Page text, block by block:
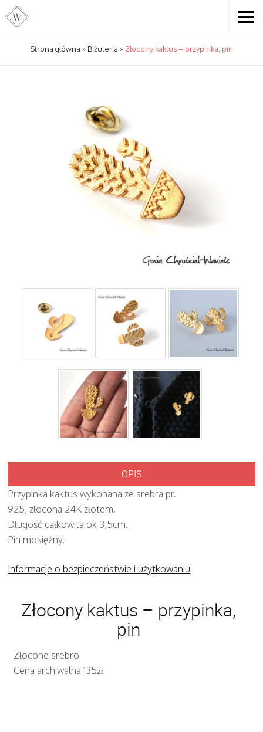
Strona główna » Biżuteria » Złocony kaktus – przypinka, pin
OPIS
Przypinka kaktus wykonana ze srebra pr.
925, złocona 24K złotem.
Długość całkowita ok 3,5cm.
Pin mosiężny.
Informacje o bezpieczeństwie i użytkowaniu
Złocony kaktus – przypinka,
pin
Złocone srebro
Cena archiwalna 135zł